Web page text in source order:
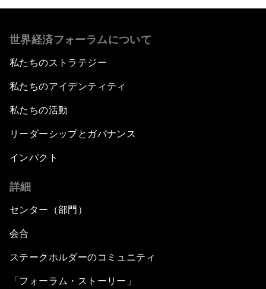
世界経済フォーラムについて
私たちのストラテジー
私たちのアイデンティティ
私たちの活動
リーダーシップとガバナンス
インパクト
詳細
センター（部門）
会合
ステークホルダーのコミュニティ
「フォーラム・ストーリー」